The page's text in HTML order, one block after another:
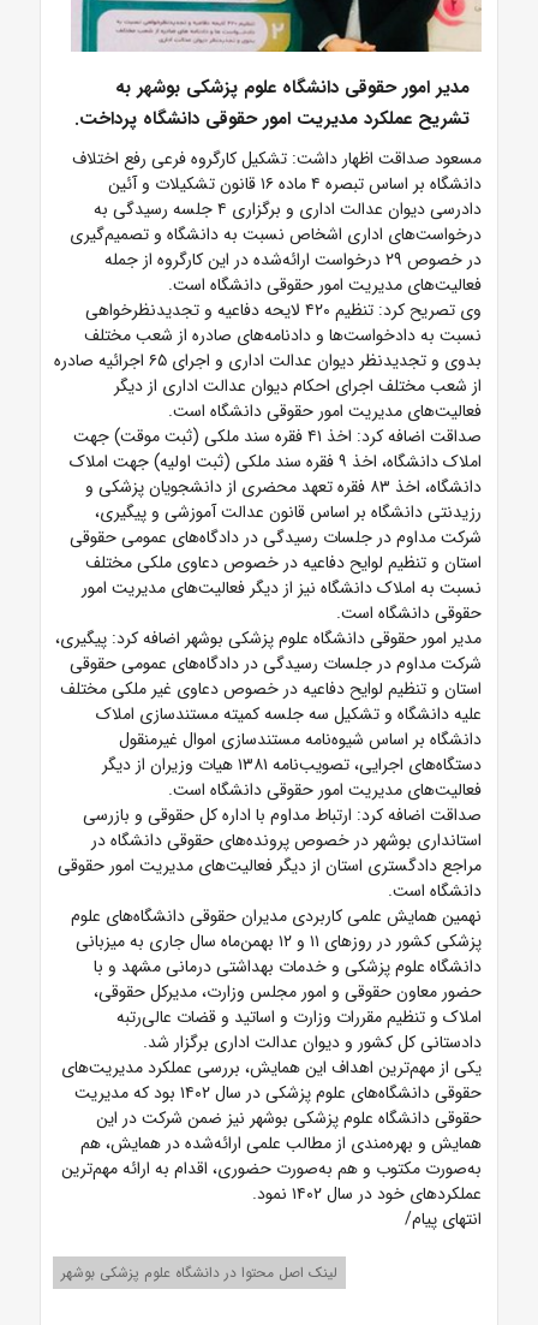
مدیر امور حقوقی دانشگاه علوم پزشکی بوشهر به
تشریح عملکرد مدیریت امور حقوقی دانشگاه پرداخت.
مسعود صداقت اظهار داشت: تشکیل کارگروه فرعی رفع اختلاف
دانشگاه بر اساس تبصره ۴ ماده ۱۶ قانون تشکیلات و آئین
دادرسی دیوان عدالت اداری و برگزاری ۴ جلسه رسیدگی به
درخواست‌های اداری اشخاص نسبت به دانشگاه و تصمیم‌گیری
در خصوص ۲۹ درخواست ارائه‌شده در این کارگروه از جمله
فعالیت‌های مدیریت امور حقوقی دانشگاه است.
وی تصریح کرد: تنظیم ۴۲۰ لایحه دفاعیه و تجدیدنظرخواهی
نسبت به دادخواست‌ها و دادنامه‌های صادره از شعب مختلف
بدوی و تجدیدنظر دیوان عدالت اداری و اجرای ۶۵ اجرائیه صادره
از شعب مختلف اجرای احکام دیوان عدالت اداری از دیگر
فعالیت‌های مدیریت امور حقوقی دانشگاه است.
صداقت اضافه کرد: اخذ ۴۱ فقره سند ملکی (ثبت موقت) جهت
املاک دانشگاه، اخذ ۹ فقره سند ملکی (ثبت اولیه) جهت املاک
دانشگاه، اخذ ۸۳ فقره تعهد محضری از دانشجویان پزشکی و
رزیدنتی دانشگاه بر اساس قانون عدالت آموزشی و پیگیری،
شرکت مداوم در جلسات رسیدگی در دادگاه‌های عمومی حقوقی
استان و تنظیم لوایح دفاعیه در خصوص دعاوی ملکی مختلف
نسبت به املاک دانشگاه نیز از دیگر فعالیت‌های مدیریت امور
حقوقی دانشگاه است.
مدیر امور حقوقی دانشگاه علوم پزشکی بوشهر اضافه کرد: پیگیری،
شرکت مداوم در جلسات رسیدگی در دادگاه‌های عمومی حقوقی
استان و تنظیم لوایح دفاعیه در خصوص دعاوی غیر ملکی مختلف
علیه دانشگاه و تشکیل سه جلسه کمیته مستندسازی املاک
دانشگاه بر اساس شیوه‌نامه مستندسازی اموال غیرمنقول
دستگاه‌های اجرایی، تصویب‌نامه ۱۳۸۱ هیات وزیران از دیگر
فعالیت‌های مدیریت امور حقوقی دانشگاه است.
صداقت اضافه کرد: ارتباط مداوم با اداره کل حقوقی و بازرسی
استانداری بوشهر در خصوص پرونده‌های حقوقی دانشگاه در
مراجع دادگستری استان از دیگر فعالیت‌های مدیریت امور حقوقی
دانشگاه است.
نهمین همایش علمی کاربردی مدیران حقوقی دانشگاه‌های علوم
پزشکی کشور در روزهای ۱۱ و ۱۲ بهمن‌ماه سال جاری به میزبانی
دانشگاه علوم پزشکی و خدمات بهداشتی درمانی مشهد و با
حضور معاون حقوقی و امور مجلس وزارت، مدیرکل حقوقی،
املاک و تنظیم مقررات وزارت و اساتید و قضات عالی‌رتبه
دادستانی کل کشور و دیوان عدالت اداری برگزار شد.
یکی از مهم‌ترین اهداف این همایش، بررسی عملکرد مدیریت‌های
حقوقی دانشگاه‌های علوم پزشکی در سال ۱۴۰۲ بود که مدیریت
حقوقی دانشگاه علوم پزشکی بوشهر نیز ضمن شرکت در این
همایش و بهره‌مندی از مطالب علمی ارائه‌شده در همایش، هم
به‌صورت مکتوب و هم به‌صورت حضوری، اقدام به ارائه مهم‌ترین
عملکردهای خود در سال ۱۴۰۲ نمود.
انتهای پیام/
لینک اصل محتوا در دانشگاه علوم پزشکی بوشهر